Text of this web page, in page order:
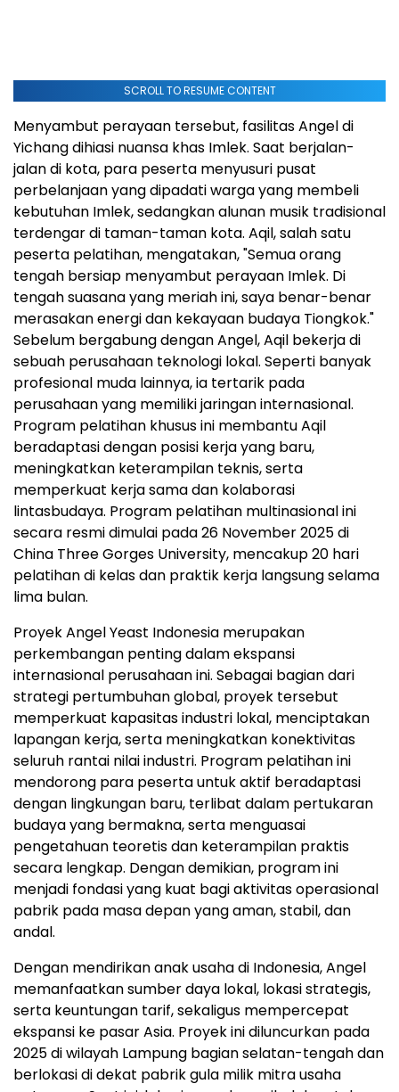
SCROLL TO RESUME CONTENT
Menyambut perayaan tersebut, fasilitas Angel di
Yichang dihiasi nuansa khas Imlek. Saat berjalan-
jalan di kota, para peserta menyusuri pusat
perbelanjaan yang dipadati warga yang membeli
kebutuhan Imlek, sedangkan alunan musik tradisional
terdengar di taman-taman kota. Aqil, salah satu
peserta pelatihan, mengatakan, "Semua orang
tengah bersiap menyambut perayaan Imlek. Di
tengah suasana yang meriah ini, saya benar-benar
merasakan energi dan kekayaan budaya Tiongkok."
Sebelum bergabung dengan Angel, Aqil bekerja di
sebuah perusahaan teknologi lokal. Seperti banyak
profesional muda lainnya, ia tertarik pada
perusahaan yang memiliki jaringan internasional.
Program pelatihan khusus ini membantu Aqil
beradaptasi dengan posisi kerja yang baru,
meningkatkan keterampilan teknis, serta
memperkuat kerja sama dan kolaborasi
lintasbudaya. Program pelatihan multinasional ini
secara resmi dimulai pada 26 November 2025 di
China Three Gorges University, mencakup 20 hari
pelatihan di kelas dan praktik kerja langsung selama
lima bulan.
Proyek Angel Yeast Indonesia merupakan
perkembangan penting dalam ekspansi
internasional perusahaan ini. Sebagai bagian dari
strategi pertumbuhan global, proyek tersebut
memperkuat kapasitas industri lokal, menciptakan
lapangan kerja, serta meningkatkan konektivitas
seluruh rantai nilai industri. Program pelatihan ini
mendorong para peserta untuk aktif beradaptasi
dengan lingkungan baru, terlibat dalam pertukaran
budaya yang bermakna, serta menguasai
pengetahuan teoretis dan keterampilan praktis
secara lengkap. Dengan demikian, program ini
menjadi fondasi yang kuat bagi aktivitas operasional
pabrik pada masa depan yang aman, stabil, dan
andal.
Dengan mendirikan anak usaha di Indonesia, Angel
memanfaatkan sumber daya lokal, lokasi strategis,
serta keuntungan tarif, sekaligus mempercepat
ekspansi ke pasar Asia. Proyek ini diluncurkan pada
2025 di wilayah Lampung bagian selatan-tengah dan
berlokasi di dekat pabrik gula milik mitra usaha